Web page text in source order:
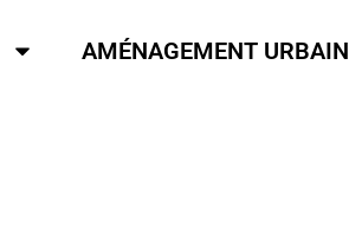
AMÉNAGEMENT URBAIN